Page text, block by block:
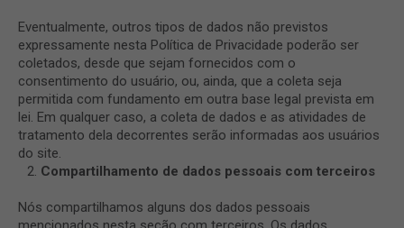
Eventualmente, outros tipos de dados não previstos
expressamente nesta Política de Privacidade poderão ser
coletados, desde que sejam fornecidos com o
consentimento do usuário, ou, ainda, que a coleta seja
permitida com fundamento em outra base legal prevista em
lei. Em qualquer caso, a coleta de dados e as atividades de
tratamento dela decorrentes serão informadas aos usuários
do site.
Compartilhamento de dados pessoais com terceiros
Nós compartilhamos alguns dos dados pessoais